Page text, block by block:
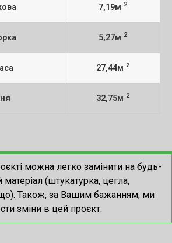
7,19м 2
5,27м 2
27,44м 2
32,75м 2
можна легко замінити на будь-
(штукатурка, цегла,
Також, за Вашим бажанням, ми
зміни в цей проєкт.